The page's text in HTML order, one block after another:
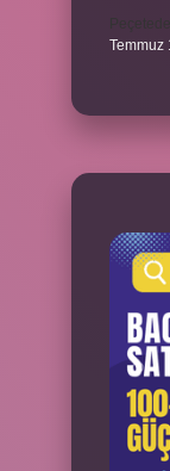
Temmuz